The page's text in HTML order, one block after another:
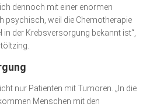
dennoch mit einer enormen
psychisch, weil die Chemotherapie
in der Krebsversorgung bekannt ist“,
nur Patienten mit Tumoren. „In die
Menschen mit den